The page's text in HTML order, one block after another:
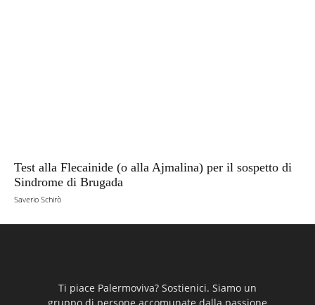
Test alla Flecainide (o alla Ajmalina) per il sospetto di
Sindrome di Brugada
Saverio Schirò
Ti piace Palermoviva? Sostienici. Siamo un